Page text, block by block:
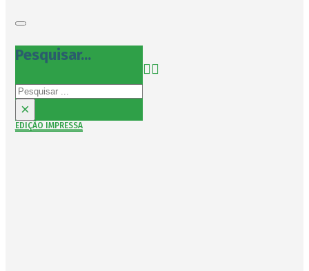
Pesquisar...
Pesquisar
×
EDIÇÃO IMPRESSA